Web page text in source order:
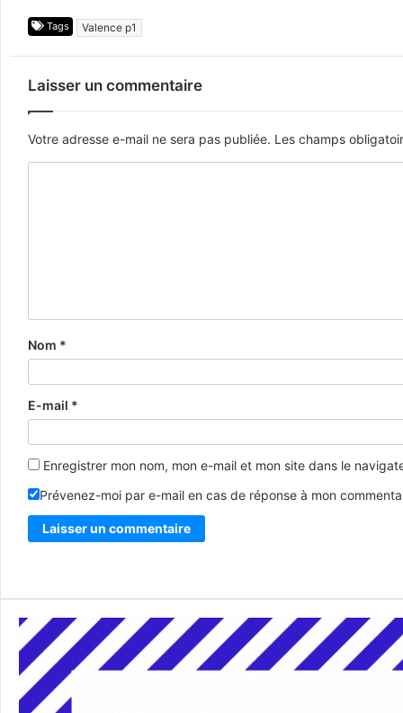
Tags Valence p1
Laisser un commentaire
Votre adresse e-mail ne sera pas publiée. Les champs
Nom *
E-mail *
Enregistrer mon nom, mon e-mail et mon site dans le
Prévenez-moi par e-mail en cas de réponse à mon